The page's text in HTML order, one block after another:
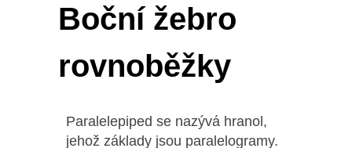
Boční žebro
rovnoběžky
Paralelepiped se nazývá hranol,
jehož základy jsou paralelogramy.